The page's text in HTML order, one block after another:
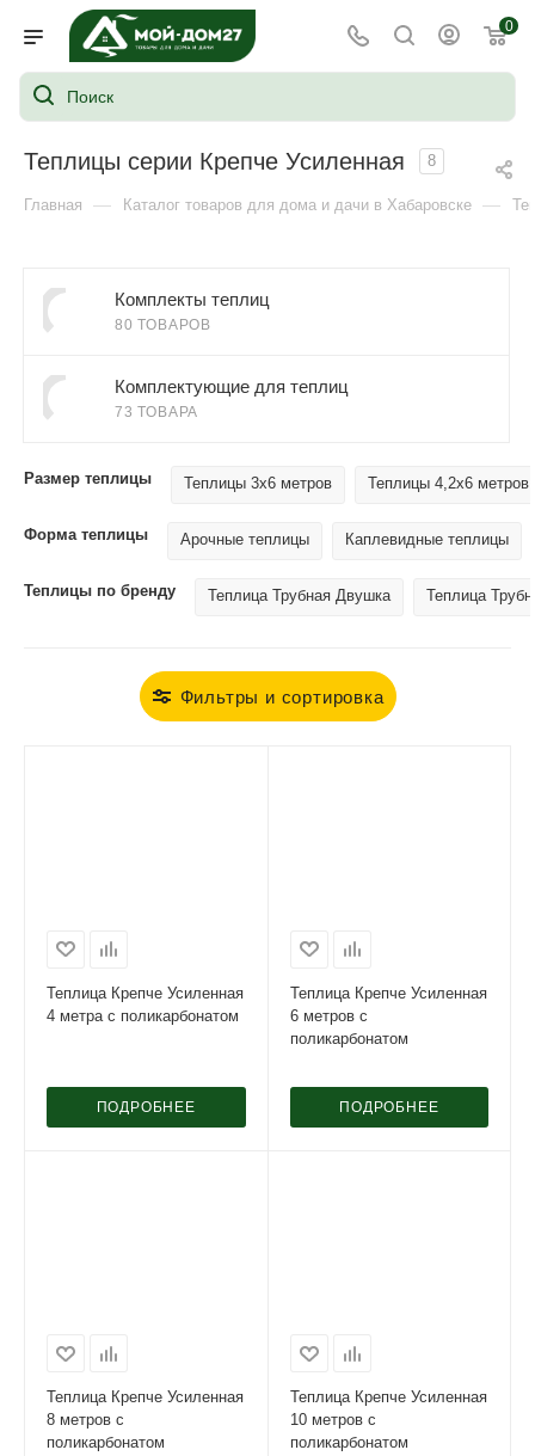
0
Теплицы серии Крепче Усиленная 8
Главная — Каталог товаров для дома и дачи в Хабаровске —
Комплекты теплиц
80 ТОВАРОВ
Комплектующие для теплиц
73 ТОВАРА
Размер теплицы Теплицы 3х6 метров Теплицы 4,2х6 метров
Форма теплицы Арочные теплицы Каплевидные теплицы
Теплицы по бренду Теплица Трубная Двушка Теплица
Фильтры и сортировка
Теплица Крепче Усиленная
4 метра с поликарбонатом
ПОДРОБНЕЕ
Теплица Крепче Усиленная
6 метров с
поликарбонатом
ПОДРОБНЕЕ
Теплица Крепче Усиленная
8 метров с
поликарбонатом
Теплица Крепче Усиленная
10 метров с
поликарбонатом